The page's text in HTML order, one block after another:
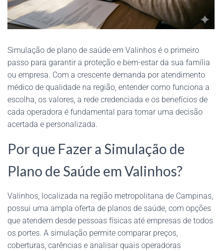
Simulação de plano de saúde em Valinhos é o primeiro
passo para garantir a proteção e bem-estar da sua família
ou empresa. Com a crescente demanda por atendimento
médico de qualidade na região, entender como funciona a
escolha, os valores, a rede credenciada e os benefícios de
cada operadora é fundamental para tomar uma decisão
acertada e personalizada.
Por que Fazer a Simulação de
Plano de Saúde em Valinhos?
Valinhos, localizada na região metropolitana de Campinas,
possui uma ampla oferta de planos de saúde, com opções
que atendem desde pessoas físicas até empresas de todos
os portes. A simulação permite comparar preços,
coberturas, carências e analisar quais operadoras